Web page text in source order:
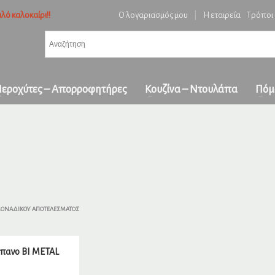
ειδών και επιβεβαίωση παραγγελίας.
όλη την Ελλάδα
επικοινωνήστε μαζί μας στοorders1georgakakis@gmail.com | Τώρα
καλοκαίρι!! Ο λογαριασμός μου Η εταιρεία
– Απορροφητήρες Κουζίνα – Ντουλάπα
ΑΠΟΤΕΛΈΣΜΑΤΟΣ
BI METAL